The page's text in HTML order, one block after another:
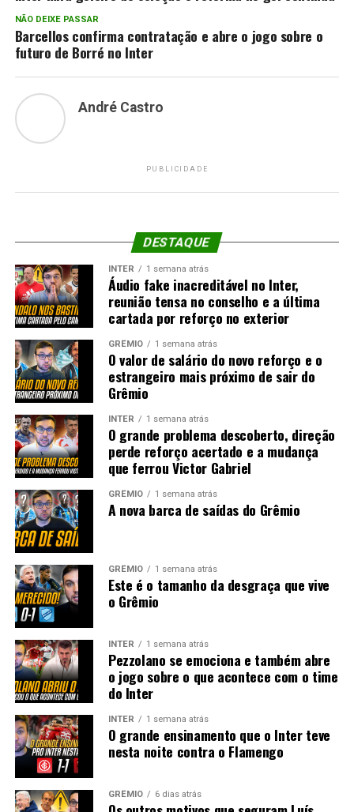
NÃO DEIXE PASSAR
Barcellos confirma contratação e abre o jogo sobre o
futuro de Borré no Inter
André Castro
PUBLICIDADE
DESTAQUE
INTER 1 semana atrás
Áudio fake inacreditável no Inter,
reunião tensa no conselho e a última
cartada por reforço no exterior
GRÊMIO 1 semana atrás
O valor de salário do novo reforço e o
estrangeiro mais próximo de sair do
Grêmio
INTER 1 semana atrás
O grande problema descoberto, direção
perde reforço acertado e a mudança
que ferrou Victor Gabriel
GRÊMIO 1 semana atrás
A nova barca de saídas do Grêmio
GRÊMIO 1 semana atrás
Este é o tamanho da desgraça que vive
o Grêmio
INTER 1 semana atrás
Pezzolano se emociona e também abre
o jogo sobre o que acontece com o time
do Inter
INTER 1 semana atrás
O grande ensinamento que o Inter teve
nesta noite contra o Flamengo
GRÊMIO 6 dias atrás